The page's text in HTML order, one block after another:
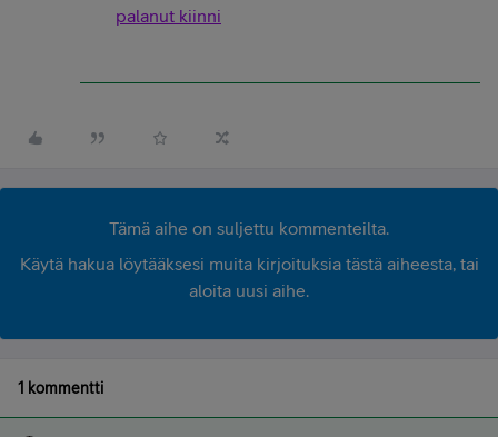
palanut kiinni
Tämä aihe on suljettu kommenteilta.
Käytä hakua löytääksesi muita kirjoituksia tästä aiheesta, tai
aloita uusi aihe.
1 kommentti